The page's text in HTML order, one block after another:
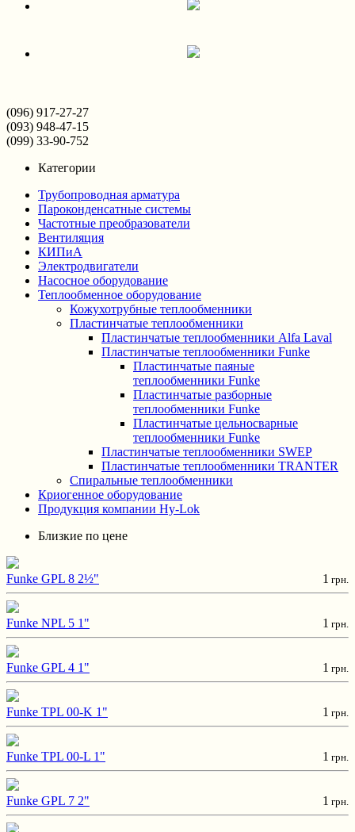
(096) 917-27-27
(093) 948-47-15
(099) 33-90-752
Категории
Трубопроводная арматура
Пароконденсатные системы
Частотные преобразователи
Вентиляция
КИПиА
Электродвигатели
Насосное оборудование
Теплообменное оборудование
Кожухотрубные теплообменники
Пластинчатые теплообменники
Пластинчатые теплообменники Alfa Laval
Пластинчатые теплообменники Funke
Пластинчатые паяные
теплообменники Funke
Пластинчатые разборные
теплообменники Funke
Пластинчатые цельносварные
теплообменники Funke
Пластинчатые теплообменники SWEP
Пластинчатые теплообменники TRANTER
Спиральные теплообменники
Криогенное оборудование
Продукция компании Hy-Lok
Близкие по цене
Funke GPL 8 2½" 1 грн.
Funke NPL 5 1" 1 грн.
Funke GPL 4 1" 1 грн.
Funke TPL 00-K 1" 1 грн.
Funke TPL 00-L 1" 1 грн.
Funke GPL 7 2" 1 грн.